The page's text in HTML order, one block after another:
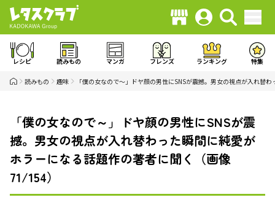
レシピ 読みもの マンガ フレンズ ランキング 特集
読みもの 趣味 「僕の女なので～」ドヤ顔の男性にSNSが震撼。男女の視点が入れ替
「僕の女なので～」ドヤ顔の男性にSNSが震
撼。男女の視点が入れ替わった瞬間に純愛が
ホラーになる話題作の著者に聞く（画像
71/154）